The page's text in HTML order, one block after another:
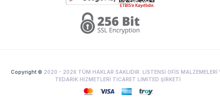
Copyright © 2020 - 2026 TÜM HAKLAR SAKLIDIR. LİSTENSİ OFİS MALZEMELERİ
TEDARİK HİZMETLERİ TİCARET LİMİTED ŞİRKETİ